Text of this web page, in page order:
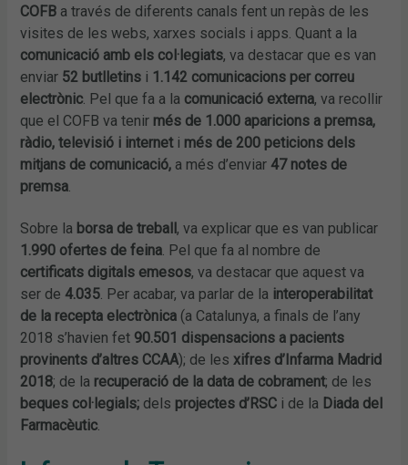
COFB a través de diferents canals fent un repàs de les
visites de les webs, xarxes socials i apps. Quant a la
comunicació amb els col·legiats, va destacar que es van
enviar 52 butlletins i 1.142 comunicacions per correu
electrònic. Pel que fa a la comunicació externa, va recollir
que el COFB va tenir més de 1.000 aparicions a premsa,
ràdio, televisió i internet i més de 200 peticions dels
mitjans de comunicació, a més d’enviar 47 notes de
premsa.
Sobre la borsa de treball, va explicar que es van publicar
1.990 ofertes de feina. Pel que fa al nombre de
certificats digitals emesos, va destacar que aquest va
ser de 4.035. Per acabar, va parlar de la interoperabilitat
de la recepta electrònica (a Catalunya, a finals de l’any
2018 s’havien fet 90.501 dispensacions a pacients
provinents d’altres CCAA); de lesxifres d’Infarma Madrid
2018; de la recuperació de la data de cobrament; de les
beques col·legials; dels projectes d’RSC i de la Diada del
Farmacèutic.